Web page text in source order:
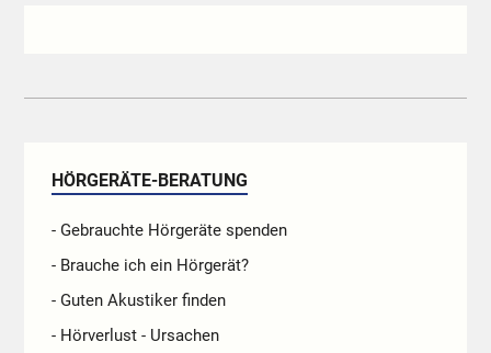
HÖRGERÄTE-BERATUNG
- Gebrauchte Hörgeräte spenden
- Brauche ich ein Hörgerät?
- Guten Akustiker finden
- Hörverlust - Ursachen